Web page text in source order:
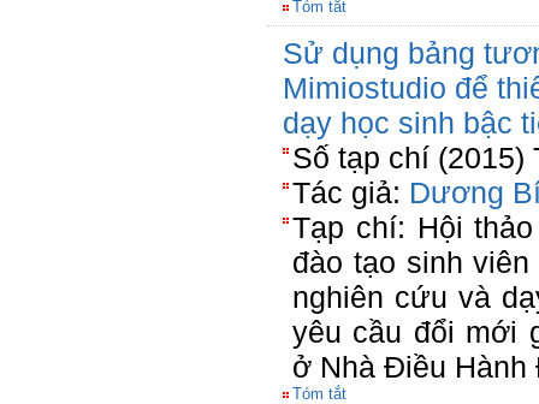
Tóm tắt
Sử dụng bảng
Mimiostudio để
dạy học sinh bậc
Số tạp chí (2015)
Tác giả: Dương
Tạp chí: Hội
đào tạo sinh
nghiên cứu và
yêu cầu đổi mới
ở Nhà Điều Hành
Tóm tắt